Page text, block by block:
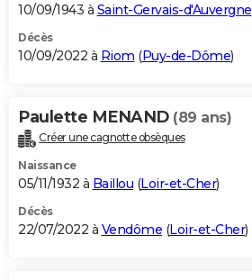
10/09/1943 à Saint-Gervais-d'Auvergne
Décès
10/09/2022 à Riom (Puy-de-Dôme)
Paulette MENAND (89 ans)
Créer une cagnotte obsèques
Naissance
05/11/1932 à Baillou (Loir-et-Cher)
Décès
22/07/2022 à Vendôme (Loir-et-Cher)